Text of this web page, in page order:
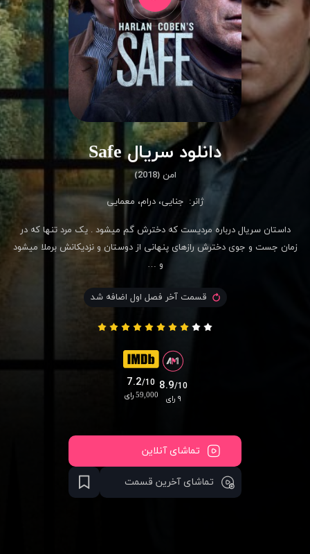
دانلود سریال Safe
امن (2018)
ژانر: جنایی، درام، معمایی
داستان سریال درباره مردیست که دخترش گم میشود . یک مرد تنها که در
زمان جست و جوی دخترش رازهای پنهانی از دوستان و نزدیکانش برملا میشود
و …
قسمت آخر فصل اول اضافه شد
7.2/10
59,000 رای
8.9/10
۹ رای
تماشای آنلاین
تماشای آخرین قسمت